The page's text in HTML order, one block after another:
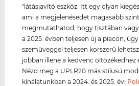
"látásjavító eszköz. Itt egy olyan
ami a megjelenésedet magasabb
megmutathatod, hogy tisztában
a 2025. évben teljesen új a piacon,
szemüveggel teljesen korszerű
jobban illene a kedvenc öltözékedhez
Nézd meg a UPLR20 más stílusú
kínálatunkban a 2024. és 2025. évi